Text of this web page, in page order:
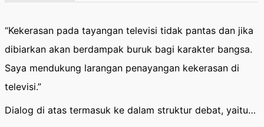
“Kekerasan pada tayangan televisi tidak pantas dan jika
dibiarkan akan berdampak buruk bagi karakter bangsa.
Saya mendukung larangan penayangan kekerasan di
televisi.”
Dialog di atas termasuk ke dalam struktur debat, yaitu…